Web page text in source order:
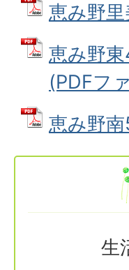
恵み野
恵み野
(PDFフ
恵み野
生